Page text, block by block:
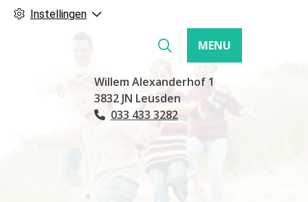
Instellingen
Hoofdmenu
MENU
Willem Alexanderhof 1
3832 JN Leusden
Tel:
033 433 3282